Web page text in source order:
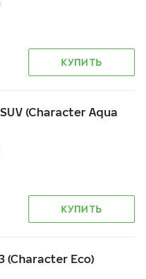
КУПИТЬ
(Character Aqua
КУПИТЬ
(Character Eco)